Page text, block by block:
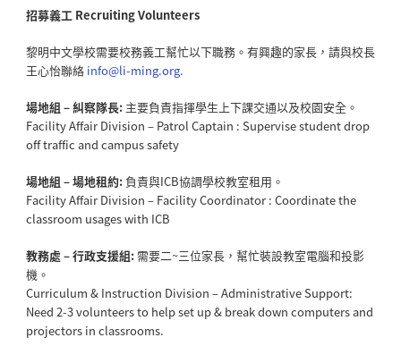
招募義工 Recruiting Volunteers
黎明中文學校需要校務義工幫忙以下職務。有興趣的家長，請與校長
王心怡聯絡 info@li-ming.org.
場地組 – 糾察隊長:主要負責指揮學生上下課交通以及校園安全。
Facility Affair Division – Patrol Captain : Supervise student drop
off traffic and campus safety
場地組 – 場地租約:負責與ICB協調學校教室租用。
Facility Affair Division – Facility Coordinator : Coordinate the
classroom usages with ICB
教務處 – 行政支援組:需要二~三位家長，幫忙裝設教室電腦和投影
機。
Curriculum & Instruction Division – Administrative Support:
Need 2-3 volunteers to help set up & break down computers and
projectors in classrooms.